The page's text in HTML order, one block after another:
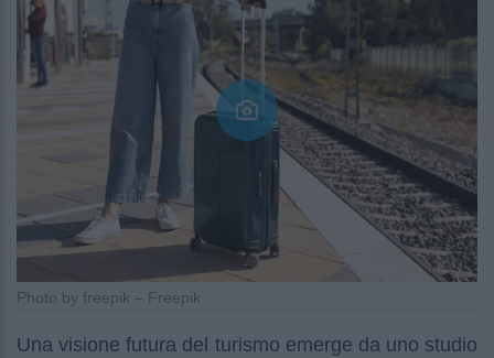
Photo by freepik – Freepik
Una visione futura del turismo emerge da uno studio